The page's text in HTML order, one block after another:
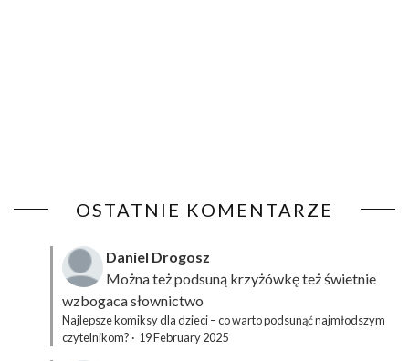
OSTATNIE KOMENTARZE
Daniel Drogosz
Można też podsuną krzyżówkęteż świetnie
wzbogaca słownictwo
Najlepsze komiksy dla dzieci – co warto podsunąć najmłodszym
czytelnikom? · 19 February 2025